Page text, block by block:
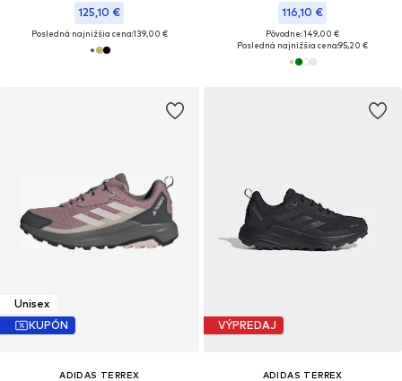
125,10 €
Posledná najnižšia cena:139,00 €
116,10 €
Pôvodne: 149,00 €
Posledná najnižšia cena:95,20 €
Unisex
KUPÓN
ADIDAS TERREX
VÝPREDAJ
ADIDAS TERREX